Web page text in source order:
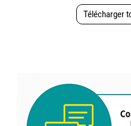
Télécharger